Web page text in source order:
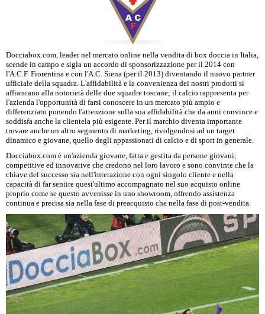
Docciabox.com, leader nel mercato online nella vendita di box doccia in Italia,
scende in campo e sigla un accordo di sponsorizzazione per il 2014 con
l'A.C.F. Fiorentina e con l'A.C. Siena (per il 2013) diventando il nuovo partner
ufficiale della squadra. L'affidabilità e la convenienza dei nostri prodotti si
affiancano alla notorietà delle due squadre toscane; il calcio rappresenta per
l'azienda l'opportunità di farsi conoscere in un mercato più ampio e
differenziato ponendo l'attenzione sulla sua affidabilità che da anni convince e
soddisfa anche la clientela più esigente. Per il marchio diventa importante
trovare anche un altro segmento di marketing, rivolgendosi ad un target
dinamico e giovane, quello degli appassionati di calcio e di sport in generale.
Docciabox.com è un'azienda giovane, fatta e gestita da persone giovani,
competitive ed innovative che credono nel loro lavoro e sono convinte che la
chiave del successo sia nell'interazione con ogni singolo cliente e nella
capacità di far sentire quest'ultimo accompagnato nel suo acquisto online
proprio come se questo avvenisse in uno showroom, offrendo assistenza
continua e precisa sia nella fase di preacquisto che nella fase di post-vendita.